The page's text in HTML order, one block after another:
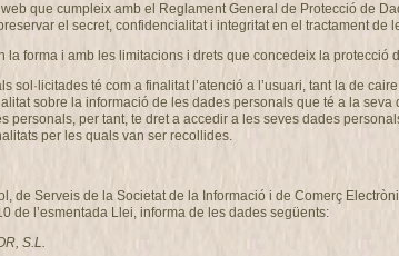
que cumpleix amb el Reglament General de Protecció de
el secret, confidencialitat i integritat en el tractament de
forma i amb les limitacions i drets que concedeix la protecció
sol·licitades té com a finalitat l’atenció a l’usuari, tant la de
sobre la informació de les dades personals que té a la
personals, per tant, te dret a accedir a les seves dades
per les quals van ser recollides.
de Serveis de la Societat de la Informació i de Comerç
de l’esmentada Llei, informa de les dades següents:
S.L.